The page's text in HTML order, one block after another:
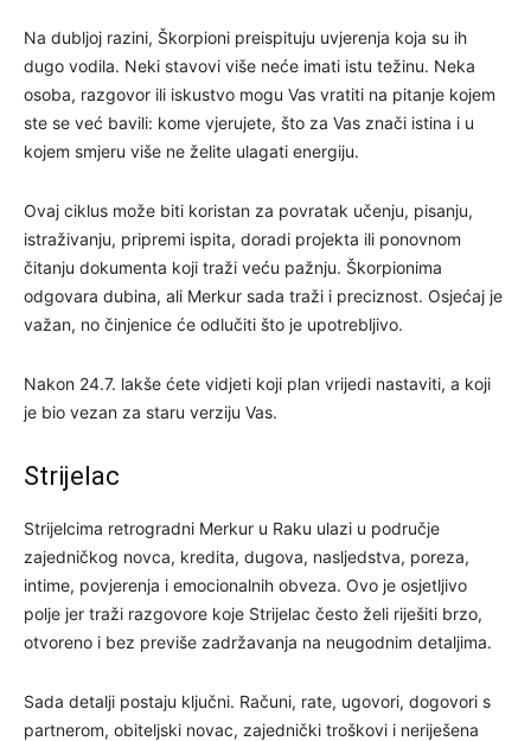
Na dubljoj razini, Škorpioni preispituju uvjerenja koja su ih
dugo vodila. Neki stavovi više neće imati istu težinu. Neka
osoba, razgovor ili iskustvo mogu Vas vratiti na pitanje kojem
ste se već bavili: kome vjerujete, što za Vas znači istina i u
kojem smjeru više ne želite ulagati energiju.
Ovaj ciklus može biti koristan za povratak učenju, pisanju,
istraživanju, pripremi ispita, doradi projekta ili ponovnom
čitanju dokumenta koji traži veću pažnju. Škorpionima
odgovara dubina, ali Merkur sada traži i preciznost. Osjećaj je
važan, no činjenice će odlučiti što je upotrebljivo.
Nakon 24.7. lakše ćete vidjeti koji plan vrijedi nastaviti, a koji
je bio vezan za staru verziju Vas.
Strijelac
Strijelcima retrogradni Merkur u Raku ulazi u područje
zajedničkog novca, kredita, dugova, nasljedstva, poreza,
intime, povjerenja i emocionalnih obveza. Ovo je osjetljivo
polje jer traži razgovore koje Strijelac često želi riješiti brzo,
otvoreno i bez previše zadržavanja na neugodnim detaljima.
Sada detalji postaju ključni. Računi, rate, ugovori, dogovori s
partnerom, obiteljski novac, zajednički troškovi i neriješena